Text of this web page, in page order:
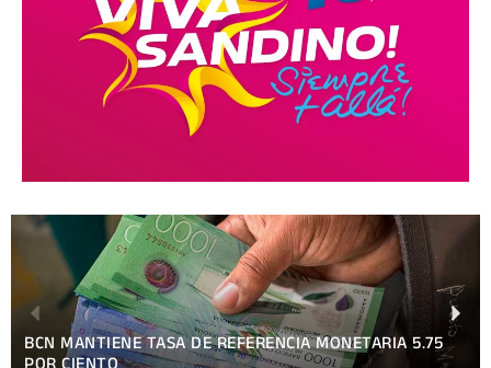
CANDIDATAS A REINAS NICARAGUA 2026 PARTICIPARÁN